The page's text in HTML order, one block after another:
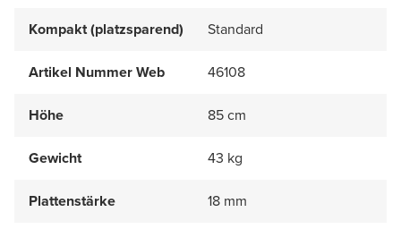
Kompakt (platzsparend) Standard
Artikel Nummer Web 46108
Höhe 85 cm
Gewicht 43 kg
Plattenstärke 18 mm